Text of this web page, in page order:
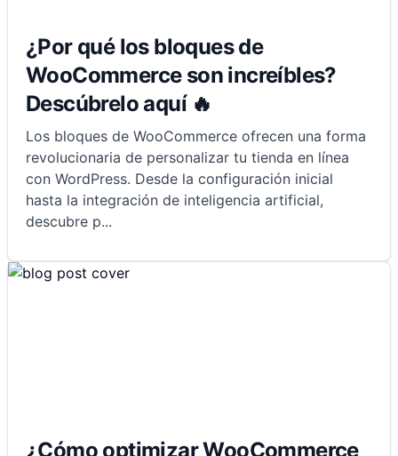
¿Por qué los bloques de
WooCommerce son increíbles?
Descúbrelo aquí 🔥
Los bloques de WooCommerce ofrecen una forma
revolucionaria de personalizar tu tienda en línea
con WordPress. Desde la configuración inicial
hasta la integración de inteligencia artificial,
descubre p...
¿Cómo optimizar WooCommerce